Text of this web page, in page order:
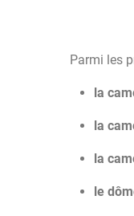
Parmi les
la
la
la
le